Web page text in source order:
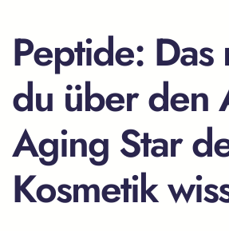
Peptide: Das
du über den
Aging Star
Kosmetik